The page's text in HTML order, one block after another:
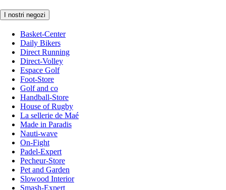
I nostri negozi
Basket-Center
Daily Bikers
Direct Running
Direct-Volley
Espace Golf
Foot-Store
Golf and co
Handball-Store
House of Rugby
La sellerie de Maé
Made in Paradis
Nauti-wave
On-Fight
Padel-Expert
Pecheur-Store
Pet and Garden
Slowood Interior
Smash-Expert